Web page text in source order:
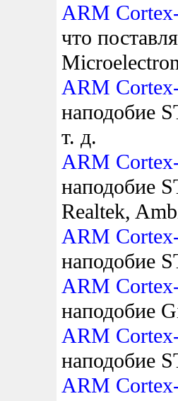
ARM
что
ARM
наподобие
т. д.
ARM
наподобие
Realtek,
ARM
наподобие
ARM
наподобие
ARM
наподобие
ARM